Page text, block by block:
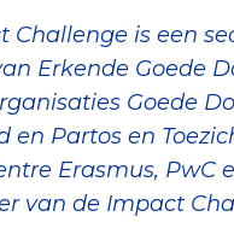
Challenge is een
Erkende Goede
Goede
en Partos en
Erasmus, PwC
van de Impact